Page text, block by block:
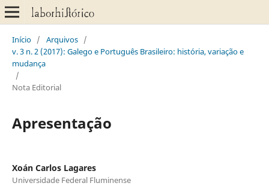
Início / Arquivos /
v. 3 n. 2 (2017): Galego e Português Brasileiro: história, variação e
mudança
/
Nota Editorial
Apresentação
Xoán Carlos Lagares
Universidade Federal Fluminense